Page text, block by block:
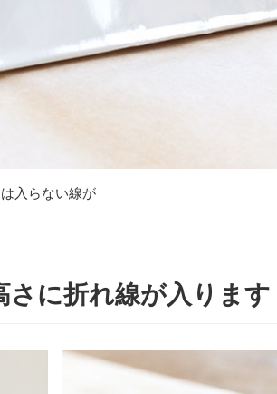
入らない線が
さに折れ線が入ります